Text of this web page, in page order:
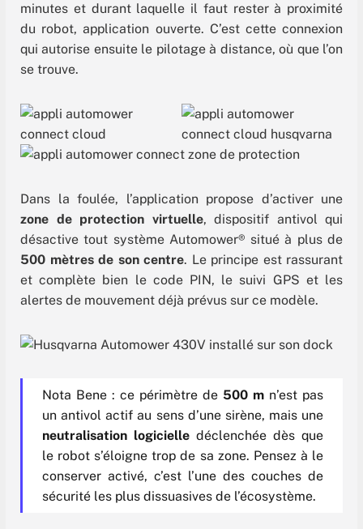
minutes et durant laquelle il faut rester à proximité
du robot, application ouverte. C’est cette connexion
qui autorise ensuite le pilotage à distance, où que l’on
se trouve.
Dans la foulée, l’application propose d’activer une
zone de protection virtuelle, dispositif antivol qui
désactive tout système Automower® situé à plus de
500 mètres de son centre. Le principe est rassurant
et complète bien le code PIN, le suivi GPS et les
alertes de mouvement déjà prévus sur ce modèle.
Nota Bene : ce périmètre de 500 m n’est pas
un antivol actif au sens d’une sirène, mais une
neutralisation logicielledéclenchée dès que
le robot s’éloigne trop de sa zone. Pensez à le
conserver activé, c’est l’une des couches de
sécurité les plus dissuasives de l’écosystème.